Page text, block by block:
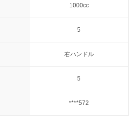
1000cc
5
右ハンドル
5
****572